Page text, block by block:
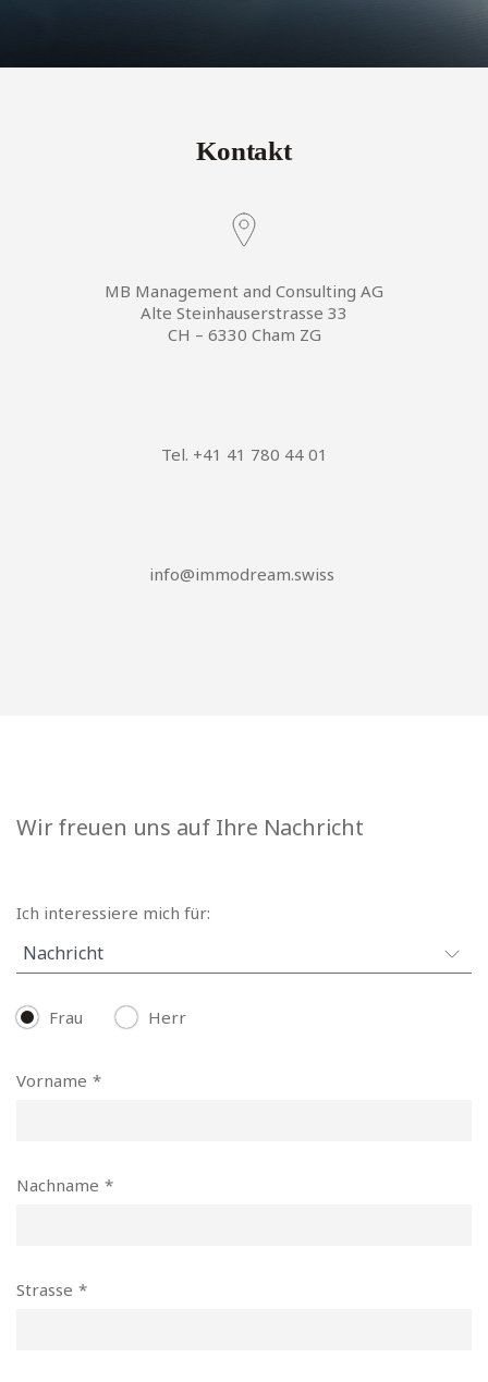
Kontakt
MB Management and Consulting AG
Alte Steinhauserstrasse 33
CH – 6330 Cham ZG
Tel. +41 41 780 44 01
info@immodream.swiss
Wir freuen uns auf Ihre Nachricht
Ich interessiere mich für:
Frau Herr
Vorname
Nachname
Strasse